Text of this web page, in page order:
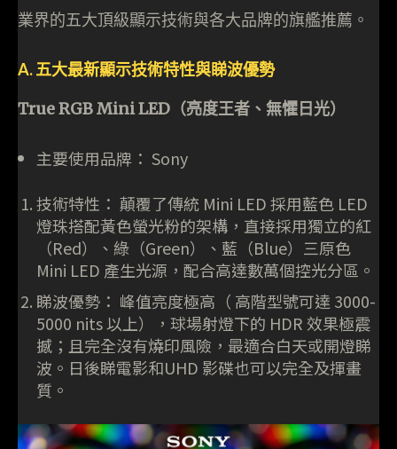
業界的五大頂級顯示技術與各大品牌的旗艦推薦。
A. 五大最新顯示技術特性與睇波優勢
True RGB Mini LED（亮度王者、無懼日光）
主要使用品牌： Sony
技術特性： 顛覆了傳統 Mini LED 採用藍色 LED
燈珠搭配黃色螢光粉的架構，直接採用獨立的紅
（Red）、綠（Green）、藍（Blue）三原色
Mini LED 產生光源，配合高達數萬個控光分區。
睇波優勢： 峰值亮度極高（ 高階型號可達 3000-
5000 nits 以上），球場射燈下的 HDR 效果極震
撼；且完全沒有燒印風險，最適合白天或開燈睇
波。日後睇電影和UHD 影碟也可以完全及揮畫
質。